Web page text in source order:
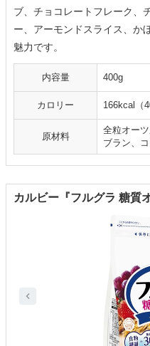
ブ、チョコレートフレーク、
ー、アーモンドスライス、か
魅力です。
内容量 400g
カロリー 166kcal（
原材料
全粒オー
ブラン、
カルビー『フルグラ 糖質